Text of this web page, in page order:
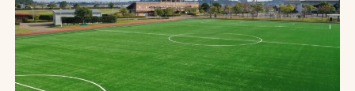
製品・サービス一覧
施工・管理実績一覧
会社概要